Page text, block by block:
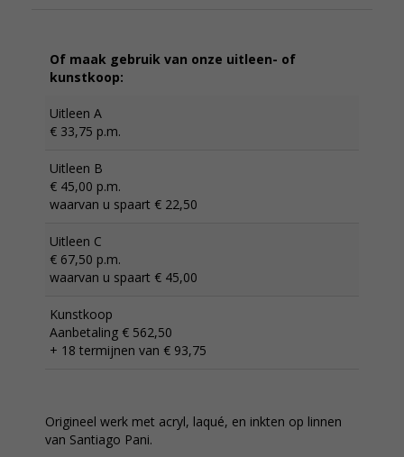
Of maak gebruik van onze uitleen- of
kunstkoop:
Uitleen A
€ 33,75 p.m.
Uitleen B
€ 45,00 p.m.
waarvan u spaart € 22,50
Uitleen C
€ 67,50 p.m.
waarvan u spaart € 45,00
Kunstkoop
Aanbetaling € 562,50
+ 18 termijnen van € 93,75
Origineel werk met acryl, laqué, en inkten op linnen
van Santiago Pani.